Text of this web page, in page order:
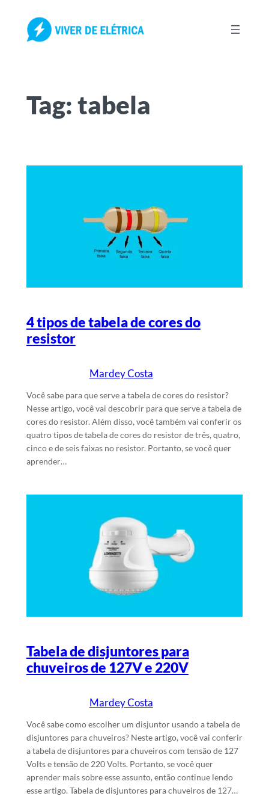
Tag: tabela
4 tipos de tabela de cores do
resistor
Mardey Costa
Você sabe para que serve a tabela de cores do resistor?
Nesse artigo, você vai descobrir para que serve a tabela de
cores do resistor. Além disso, você também vai conferir os
quatro tipos de tabela de cores do resistor de três, quatro,
cinco e de seis faixas no resistor. Portanto, se você quer
aprender…
Tabela de disjuntores para
chuveiros de 127V e 220V
Mardey Costa
Você sabe como escolher um disjuntor usando a tabela de
disjuntores para chuveiros? Neste artigo, você vai conferir
a tabela de disjuntores para chuveiros com tensão de 127
Volts e tensão de 220 Volts. Portanto, se você quer
aprender mais sobre esse assunto, então continue lendo
esse artigo. Tabela de disjuntores para chuveiros de 127…